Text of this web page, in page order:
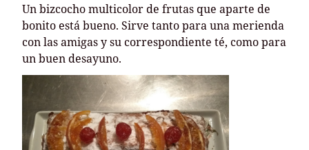
Un bizcocho multicolor de frutas que aparte de
bonito está bueno. Sirve tanto para una merienda
con las amigas y su correspondiente té, como para
un buen desayuno.